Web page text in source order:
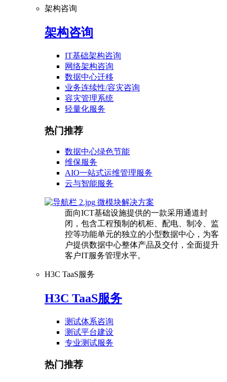
架构咨询
架构咨询
IT基础架构咨询
网络架构咨询
数据中心迁移
业务连续性/容灾咨询
容灾管理系统
轻量化服务
热门推荐
数据中心绿色节能
维保服务
AIO一站式运维管理服务
云与智能服务
微模块解决方案
面向ICT基础设施提供的一款采用通道封
闭，包含工程预制的机柜、配电、制冷、监
控等功能单元的独立的小型数据中心，为客
户提供数据中心整体产品及交付，全面提升
客户IT服务管理水平。
H3C TaaS服务
H3C TaaS服务
测试体系咨询
测试平台建设
专业测试服务
热门推荐